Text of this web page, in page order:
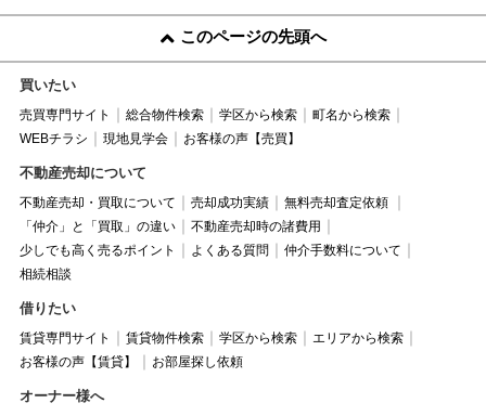
このページの先頭へ
買いたい
売買専門サイト 総合物件検索 学区から検索
町名から検索
WEBチラシ
現地見学会 お客様の声【売買】
不動産売却について
不動産売却・買取について 売却成功実績
無料売却査定依頼
「仲介」と「買取」の違い
不動産売却時の諸費用
少しでも高く売るポイント
よくある質問
仲介手数料について
相続相談
借りたい
賃貸専門サイト 賃貸物件検索 学区から検索
エリアから検索
お客様の声【賃貸】
お部屋探し依頼
オーナー様へ